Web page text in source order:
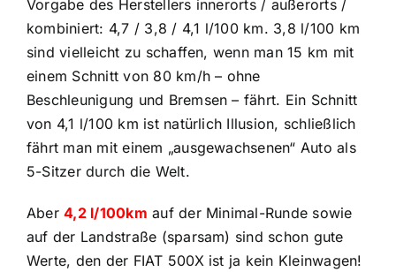
Vorgabe des Herstellers innerorts / außerorts /
kombiniert: 4,7 / 3,8 / 4,1 l/100 km. 3,8 l/100 km
sind vielleicht zu schaffen, wenn man 15 km mit
einem Schnitt von 80 km/h – ohne
Beschleunigung und Bremsen – fährt. Ein Schnitt
von 4,1 l/100 km ist natürlich Illusion, schließlich
fährt man mit einem „ausgewachsenen“ Auto als
5-Sitzer durch die Welt.
Aber4,2 l/100km auf der Minimal-Runde sowie
auf der Landstraße (sparsam) sind schon gute
Werte, den der FIAT 500X ist ja kein Kleinwagen!